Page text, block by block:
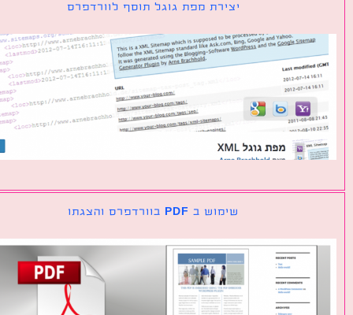
יצירת מפת גוגל תוסף לוורדפרס
שימוש ב PDF בוורדפרס והצגתו